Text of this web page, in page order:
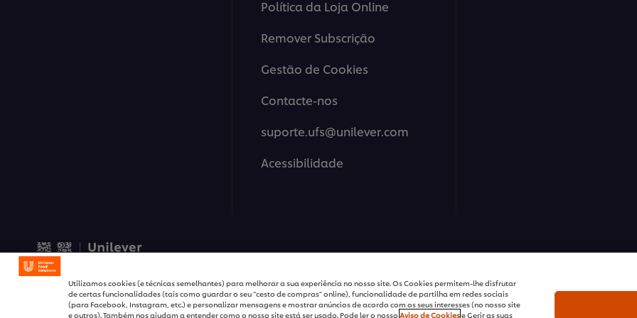
Política da Loja Online
Remover Subscrição
Gestão de Cookies
Contacte-nos
suporte.ufs@unilever.com
Acessibilidade
Utilizamos cookies (e técnicas semelhantes) para melhorar a sua experiência no nosso site. Os Cookies permitem-lhe disfrutar
de certas funcionalidades (tais como guardar o seu “cesto de compras” online), funcionalidade de partilha em redes sociais
(para Facebook, Instagram, etc.) e personalizar mensagens e mostrar anúncios de acordo com os seus interesses (no nosso site
e outros). Também nos ajudam a entender como o nosso site está ser usado. Pode ler o nosso Aviso de Cookiese Gerir as suas